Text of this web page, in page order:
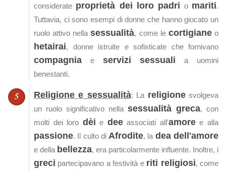
considerate proprietà dei loro padri o mariti.
Tuttavia, ci sono esempi di donne che hanno giocato un
ruolo attivo nellasessualità, come le cortigianeo
hetairai, donne istruite e sofisticate che fornivano
compagnia e servizi sessuali a uomini
benestanti.
Religione e sessualità: La religionesvolgeva
un ruolo significativo nella sessualità greca, con
molti dei loro dèi e deeassociati all'amoree alla
passione. Il culto di Afrodite, la dea dell'amore
e della bellezza, era particolarmente influente. Inoltre, i
greci partecipavano a festività e riti religiosi, come